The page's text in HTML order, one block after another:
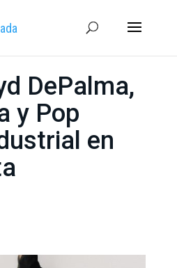
DePalma,
y Pop
en